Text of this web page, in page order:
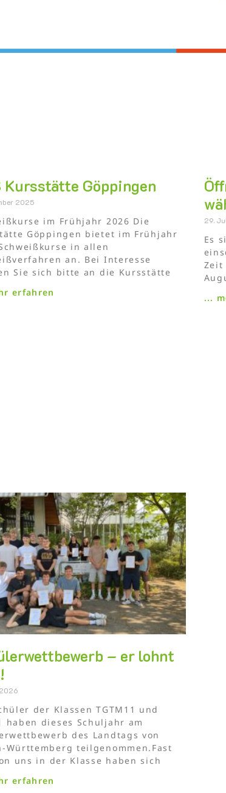
Kursstätte Göppingen
2025
im Frühjahr 2026 Die
Göppingen bietet im Frühjahr
in allen
an. Bei Interesse
Sie sich bitte an die Kursstätte
erfahren
29.
Es
Zeit
...
– er lohnt
der Klassen TGTM11 und
haben dieses Schuljahr am
des Landtags von
Württemberg teilgenommen.Fast
uns in der Klasse haben sich
erfahren